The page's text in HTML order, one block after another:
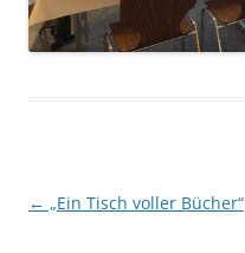
Beitragsnavigation
← „Ein Tisch voller Bücher“